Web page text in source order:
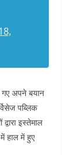
गए अपने बयान
पब्लिक
इस्तेमाल
हाल में हुए